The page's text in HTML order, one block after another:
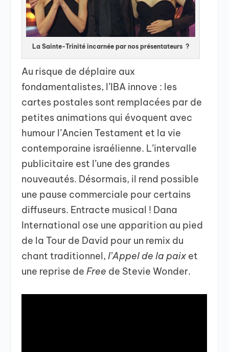
La Sainte-Trinité incarnée par nos présentateurs ?
Au risque de déplaire aux
fondamentalistes, l’IBA innove : les
cartes postales sont remplacées par de
petites animations qui évoquent avec
humour l’Ancien Testament et la vie
contemporaine israélienne. L’intervalle
publicitaire est l’une des grandes
nouveautés. Désormais, il rend possible
une pause commerciale pour certains
diffuseurs. Entracte musical ! Dana
International ose une apparition au pied
de la Tour de David pour un remix du
chant traditionnel, l’Appel de la paix et
une reprise deFree de Stevie Wonder.